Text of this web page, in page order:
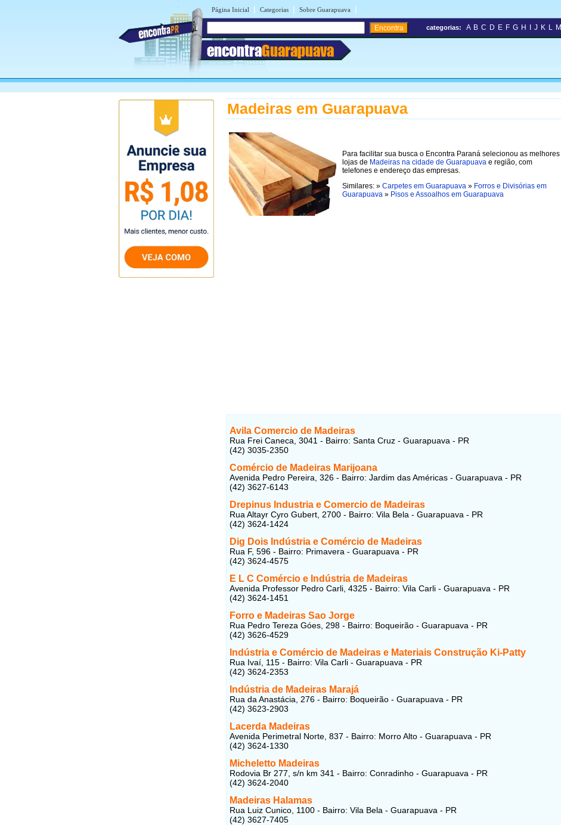
Página Inicial | Categorias | Sobre Guarapuava |
encontraGuarapuava
categorias: A B C D E F G H J K L M
Madeiras em Guarapuava
Para facilitar sua busca o Encontra Paraná selecionou as melhores
lojas de Madeiras na cidade de Guarapuava e região, com
telefones e endereço das empresas.
Similares: » Carpetes em Guarapuava » Forros e Divisórias em
Guarapuava » Pisos e Assoalhos em Guarapuava
Avila Comercio de Madeiras
Rua Frei Caneca, 3041 - Bairro: Santa Cruz - Guarapuava - PR
(42) 3035-2350
Comércio de Madeiras Marijoana
Avenida Pedro Pereira, 326 - Bairro: Jardim das Américas - Guarapuava - PR
(42) 3627-6143
Drepinus Industria e Comercio de Madeiras
Rua Altayr Cyro Gubert, 2700 - Bairro: Vila Bela - Guarapuava - PR
(42) 3624-1424
Dig Dois Indústria e Comércio de Madeiras
Rua F, 596 - Bairro: Primavera - Guarapuava - PR
(42) 3624-4575
E L C Comércio e Indústria de Madeiras
Avenida Professor Pedro Carli, 4325 - Bairro: Vila Carli - Guarapuava - PR
(42) 3624-1451
Forro e Madeiras Sao Jorge
Rua Pedro Tereza Góes, 298 - Bairro: Boqueirão - Guarapuava - PR
(42) 3626-4529
Indústria e Comércio de Madeiras e Materiais Construção Ki-Patty
Rua Ivaí, 115 - Bairro: Vila Carli - Guarapuava - PR
(42) 3624-2353
Indústria de Madeiras Marajá
Rua da Anastácia, 276 - Bairro: Boqueirão - Guarapuava - PR
(42) 3623-2903
Lacerda Madeiras
Avenida Perimetral Norte, 837 - Bairro: Morro Alto - Guarapuava - PR
(42) 3624-1330
Micheletto Madeiras
Rodovia Br 277, s/n km 341 - Bairro: Conradinho - Guarapuava - PR
(42) 3624-2040
Madeiras Halamas
Rua Luiz Cunico, 1100 - Bairro: Vila Bela - Guarapuava - PR
(42) 3627-7405